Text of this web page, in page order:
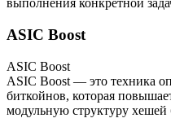
выполнения конкретной
ASIC Boost
ASIC Boost
ASIC Boost — это техника
биткойнов, которая
модульную структуру хешей